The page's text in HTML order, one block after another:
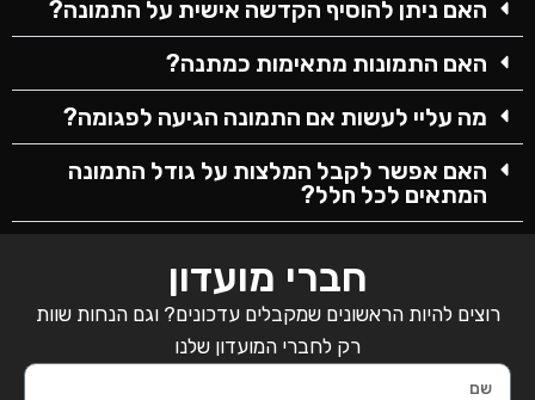
האם ניתן להוסיף הקדשה אישית על התמונה?
האם התמונות מתאימות כמתנה?
מה עליי לעשות אם התמונה הגיעה לפגומה?
האם אפשר לקבל המלצות על גודל התמונה
המתאים לכל חלל?
חברי מועדון
רוצים להיות הראשונים שמקבלים עדכונים? וגם הנחות שוות
רק לחברי המועדון שלנו